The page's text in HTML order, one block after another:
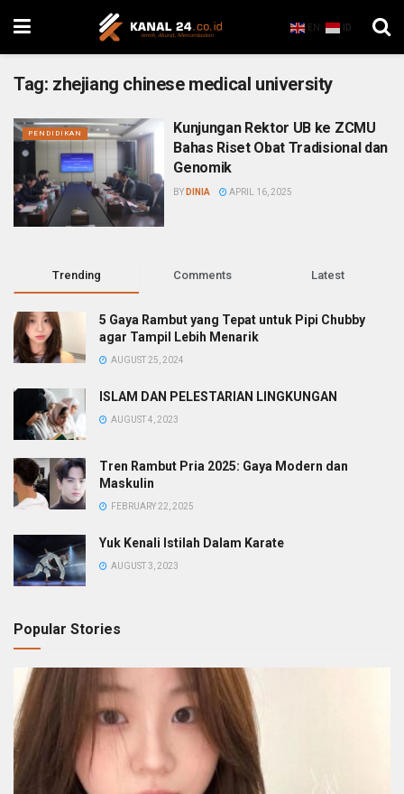
EN ID
Tag: zhejiang chinese medical university
PENDIDIKAN
Kunjungan Rektor UB ke ZCMU
Bahas Riset Obat Tradisional dan
Genomik
BY DINIA APRIL 16, 2025
Trending Comments Latest
5 Gaya Rambut yang Tepat untuk Pipi Chubby
agar Tampil Lebih Menarik
AUGUST 25, 2024
ISLAM DAN PELESTARIAN LINGKUNGAN
AUGUST 4, 2023
Tren Rambut Pria 2025: Gaya Modern dan
Maskulin
FEBRUARY 22, 2025
Yuk Kenali Istilah Dalam Karate
AUGUST 3, 2023
Popular Stories